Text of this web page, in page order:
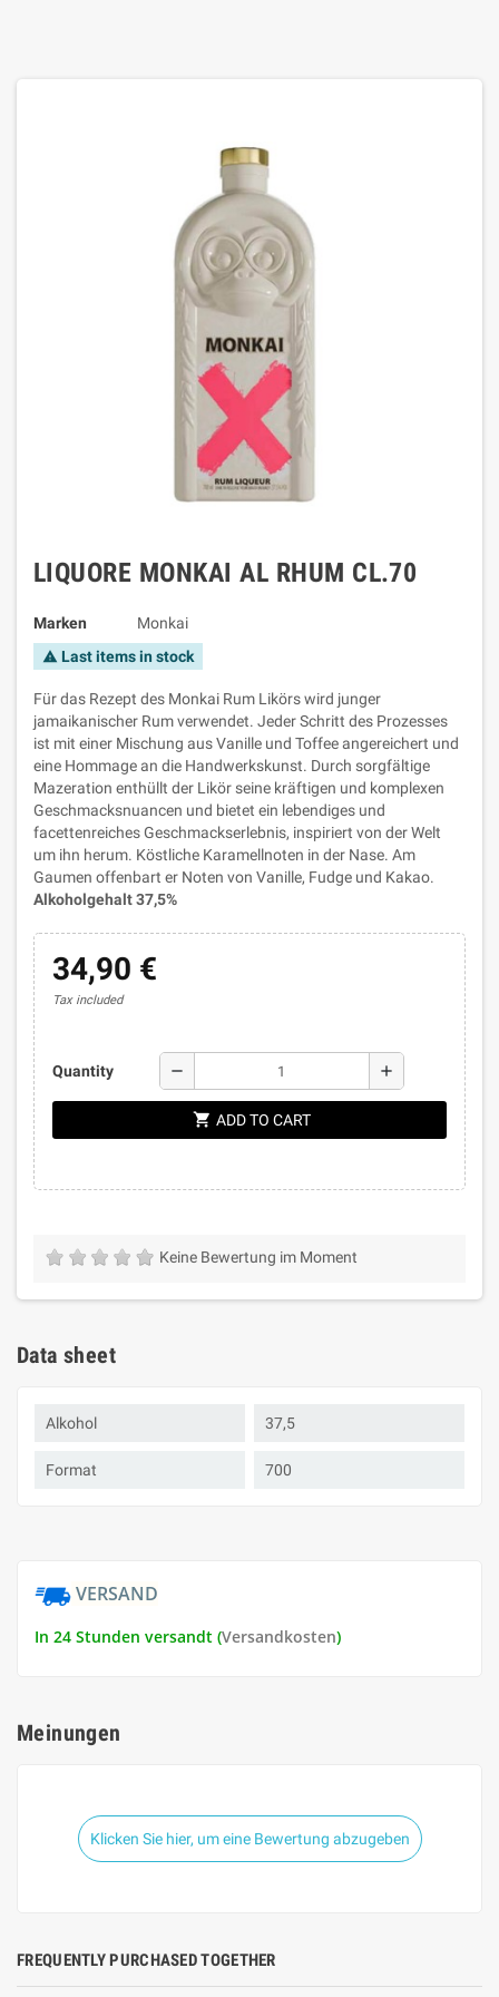
LIQUORE MONKAI AL RHUM CL.70
Marken Monkai
warning Last items in stock
Für das Rezept des Monkai Rum Likörs wird junger
jamaikanischer Rum verwendet. Jeder Schritt des Prozesses
ist mit einer Mischung aus Vanille und Toffee angereichert und
eine Hommage an die Handwerkskunst. Durch sorgfältige
Mazeration enthüllt der Likör seine kräftigen und komplexen
Geschmacksnuancen und bietet ein lebendiges und
facettenreiches Geschmackserlebnis, inspiriert von der Welt
um ihn herum. Köstliche Karamellnoten in der Nase. Am
Gaumen offenbart er Noten von Vanille, Fudge und Kakao.
Alkoholgehalt 37,5%
34,90 €
Tax included
Quantity remove add
shopping_cart ADD TO CART
Keine Bewertung im Moment
Data sheet
Alkohol 37,5
Format 700
VERSAND
In 24 Stunden versandt (Versandkosten)
Meinungen
Klicken Sie hier, um eine Bewertung abzugeben
FREQUENTLY PURCHASED TOGETHER